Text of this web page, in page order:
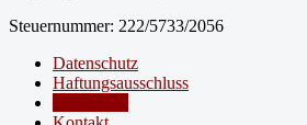
Steuernummer: 222/5733/2056
Datenschutz
Haftungsausschluss